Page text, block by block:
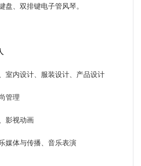
盘、双排键电子管风琴。
室内设计、服装设计、产品设计
管理
影视动画
媒体与传播、音乐表演